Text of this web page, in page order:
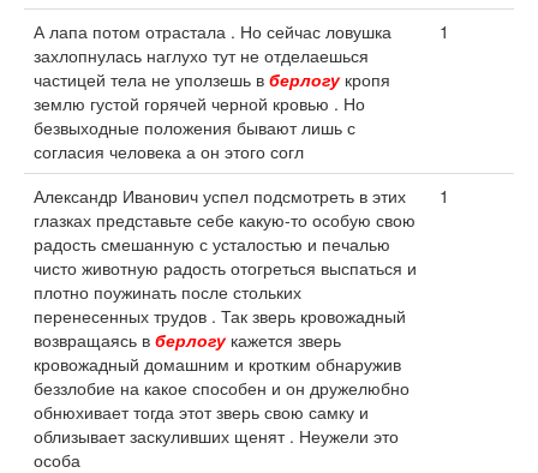
А лапа потом отрастала . Но сейчас ловушка
захлопнулась наглухо тут не отделаешься
частицей тела не уползешь в берлогукропя
землю густой горячей черной кровью . Но
безвыходные положения бывают лишь с
согласия человека а он этого согл
1
Александр Иванович успел подсмотреть в этих
глазках представьте себе какую-то особую свою
радость смешанную с усталостью и печалью
чисто животную радость отогреться выспаться и
плотно поужинать после стольких
перенесенных трудов . Так зверь кровожадный
возвращаясь в берлогукажется зверь
кровожадный домашним и кротким обнаружив
беззлобие на какое способен и он дружелюбно
обнюхивает тогда этот зверь свою самку и
облизывает заскуливших щенят . Неужели это
особа
1